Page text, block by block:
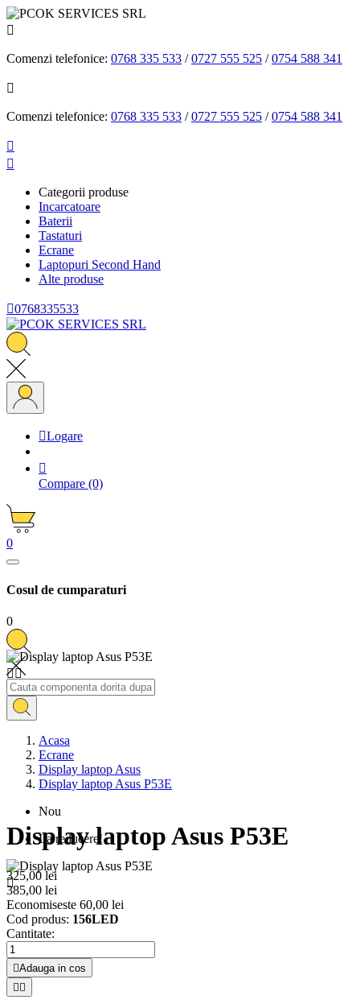

Comenzi telefonice: 0768 335 533 /0727 555 525 /0754 588 341

Comenzi telefonice: 0768 335 533 /0727 555 525 /0754 588 341


Categorii produse
Incarcatoare
Baterii
Tastaturi
Ecrane
Laptopuri Second Hand
Alte produse
0768335533
Logare

Compare (0)
0
Cosul de cumparaturi
0
Acasa
Ecrane
Display laptop Asus
Display laptop Asus P53E
Nou
La reducere!


Display laptop Asus P53E
325,00 lei
385,00 lei
Economiseste 60,00 lei
Cod produs: 156LED
Cantitate:
Adauga in cos
 